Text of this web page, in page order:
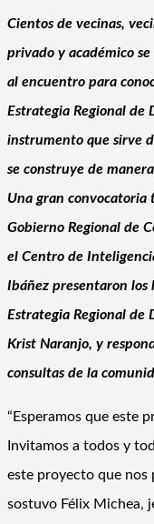
Cientos de vecinas,
privado y académico
al encuentro para
Estrategia Regional de
instrumento que sirve
se construye de
Una gran
Gobierno Regional de
el Centro de
Ibáñez presentaron los
Estrategia Regional de
Krist Naranjo, y
consultas de la
“Esperamos que este
Invitamos a todos y
este proyecto que nos
sostuvo Félix Michea,